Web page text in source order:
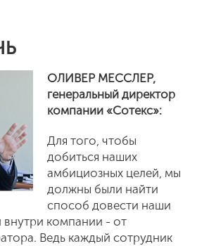
ОЛИВЕР МЕССЛЕР,
генеральный директор
компании «Сотекс»:
Для того, чтобы
добиться наших
амбициозных целей, мы
должны были найти
способ довести наши
внутри компании - от
Ведь каждый сотрудник